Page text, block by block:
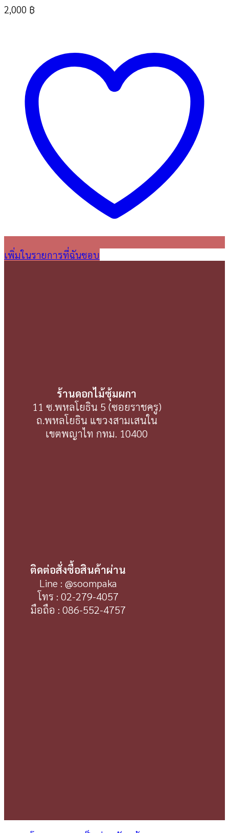
2,000 ฿
เพิ่มในรายการที่ฉันชอบ
ร้านดอกไม้ซุ้มผกา
11 ซ.พหลโยธิน 5 (ซอยราชครู)
ถ.พหลโยธิน แขวงสามเสนใน
เขตพญาไท กทม. 10400
ติดต่อสั่งซื้อสินค้าผ่าน
Line : @soompaka
โทร : 02-279-4057
มือถือ : 086-552-4757